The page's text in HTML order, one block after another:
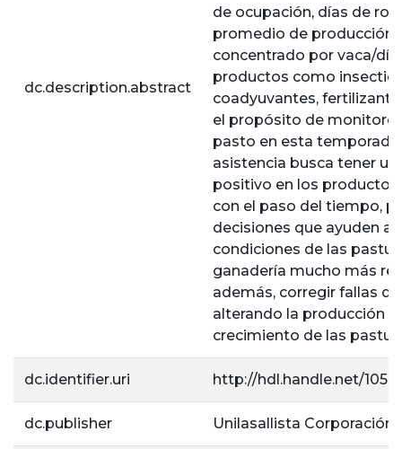
dc.description.abstract
de ocupación, días de
promedio de producción
concentrado por vaca/
productos como
coadyuvantes,
el propósito de
pasto en esta temporada
asistencia busca tener
positivo en los
con el paso del tiempo,
decisiones que ayuden a
condiciones de las
ganadería mucho más
además, corregir fallas
alterando la producción
crecimiento de las
dc.identifier.uri http://hdl.handle.net/
dc.publisher Unilasallista Corporación